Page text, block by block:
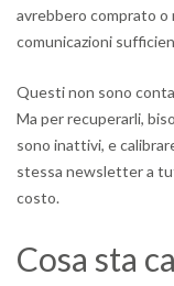
avrebbero comprato o
comunicazioni
Questi non sono
Ma per recuperarli,
sono inattivi, e
stessa newsletter a
costo.
Cosa sta